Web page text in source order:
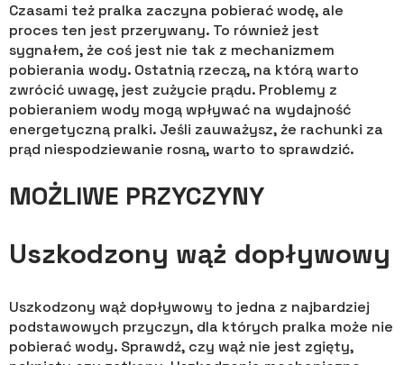
Czasami też pralka zaczyna pobierać wodę, ale
proces ten jest przerywany. To również jest
sygnałem, że coś jest nie tak z mechanizmem
pobierania wody. Ostatnią rzeczą, na którą warto
zwrócić uwagę, jest zużycie prądu. Problemy z
pobieraniem wody mogą wpływać na wydajność
energetyczną pralki. Jeśli zauważysz, że rachunki za
prąd niespodziewanie rosną, warto to sprawdzić.
MOŻLIWE PRZYCZYNY
Uszkodzony wąż dopływowy
Uszkodzony wąż dopływowy to jedna z najbardziej
podstawowych przyczyn, dla których pralka może nie
pobierać wody. Sprawdź, czy wąż nie jest zgięty,